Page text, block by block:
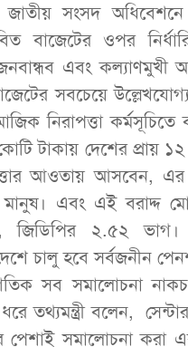
জাতীয় সংসদ
বাজেটের ওপর
এবং কল্যাণমুখী
সবচেয়ে
নিরাপত্তা কর্মসূচিতে
টাকায় দেশের প্রায়
আওতায় আসবেন, এর
এবং এই বরাদ্দ
জিডিপির ২.৫২
চালু হবে সর্বজনীন
সব সমালোচনা
তথ্যমন্ত্রী বলেন,
পেশাই সমালোচনা করা